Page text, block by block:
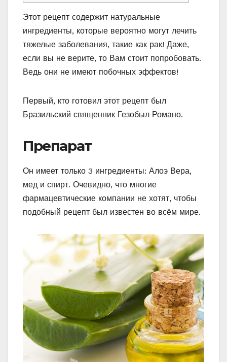
Этот рецепт содержит натуральные
ингредиенты, которые вероятно могут лечить
тяжелые заболевания, такие как рак! Даже,
если вы не верите, то Вам стоит попробовать.
Ведь они не имеют побочных эффектов!
Первый, кто готовил этот рецепт был
Бразильский священник Гезобыл Романо.
Препарат
Он имеет только 3 ингредиенты: Алоэ Вера,
мед и спирт. Очевидно, что многие
фармацевтические компании не хотят, чтобы
подобный рецепт был известен во всём мире.